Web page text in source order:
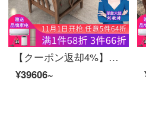
【クーポン返却4%】慕尼思丹ソファ小型全実木ソファリビング布芸ソファー北欧新中国式全屋家具セット（アップグレードモデル）ダブルビット【155*82*95 cm】標準版-通気布スタイル+輸入白蝋木】
¥39606~